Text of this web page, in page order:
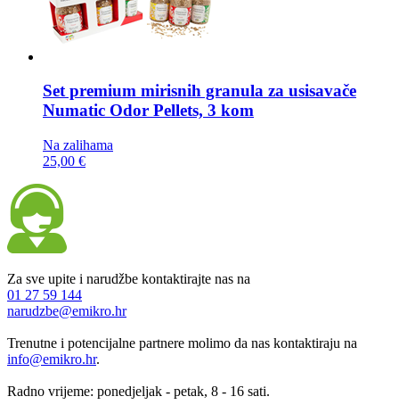
Set premium mirisnih granula za usisavače
Numatic Odor Pellets, 3 kom
Na zalihama
25,00 €
Za sve upite i narudžbe kontaktirajte nas na
01 27 59 144
narudzbe@emikro.hr
Trenutne i potencijalne partnere molimo da nas kontaktiraju na
info@emikro.hr.
Radno vrijeme: ponedjeljak - petak, 8 - 16 sati.